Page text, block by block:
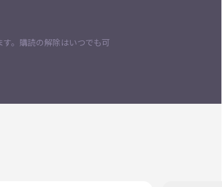
。購読の解除はいつでも可